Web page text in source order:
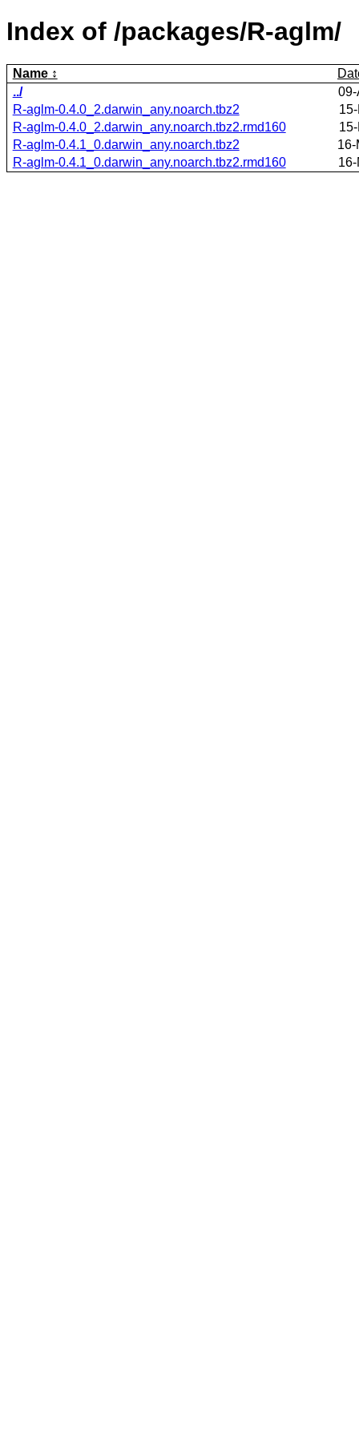
Index of /packages/R-aglm/
Name
../
R-aglm-0.4.0_2.darwin_any.noarch.tbz2
R-aglm-0.4.0_2.darwin_any.noarch.tbz2.rmd160
R-aglm-0.4.1_0.darwin_any.noarch.tbz2
16-
R-aglm-0.4.1_0.darwin_any.noarch.tbz2.rmd160